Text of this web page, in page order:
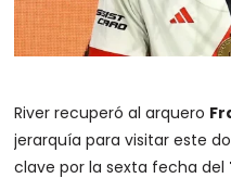
River recuperó al arquero
jerarquía para visitar este
clave por la sexta fecha del